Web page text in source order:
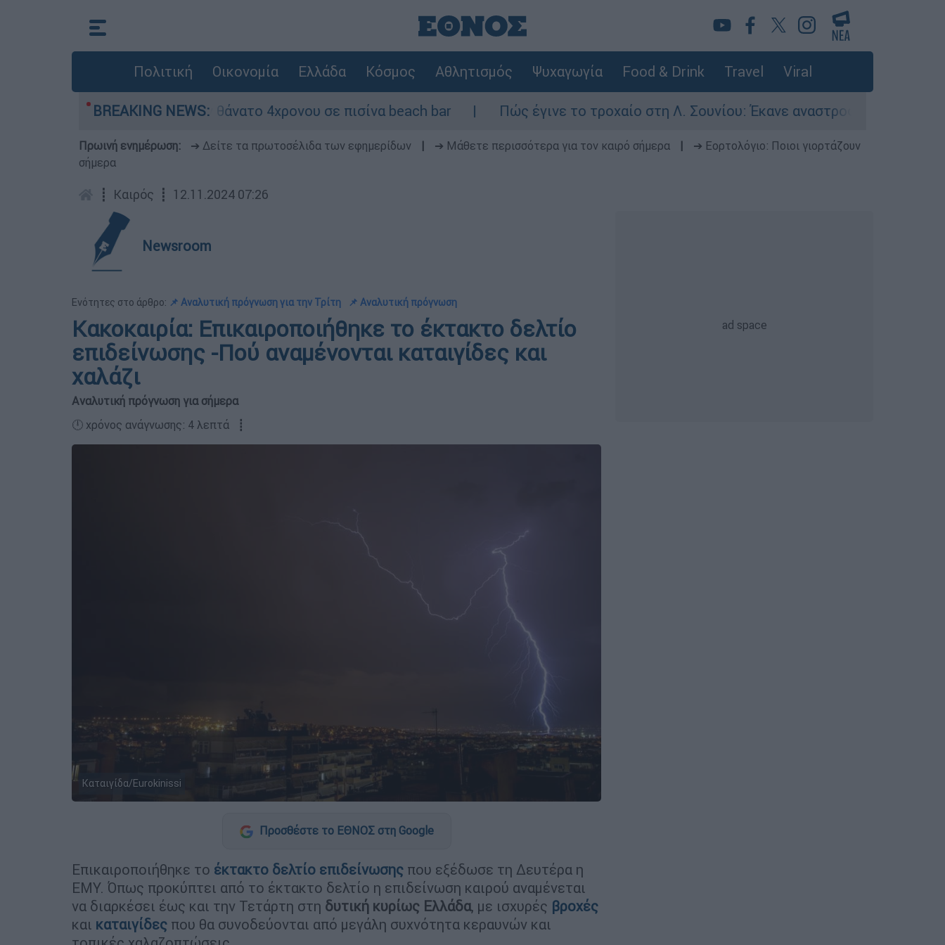
Πολιτική Οικονομία Ελλάδα Κόσμος Αθλητισμός Ψυχαγωγία Food & Drink Travel Viral
BREAKING NEWS:
μετά τον θάνατο 4χρονου σε πισίνα beach bar Πώς έγινε το τροχαίο στη Λ. Σουνίου: Έκανε αναστροφή ο οδηγός - Σοβαρά
Πρωινή ενημέρωση: ➔ Δείτε τα πρωτοσέλιδα των εφημερίδων ➔ Μάθετε περισσότερα για τον καιρό σήμερα
➔ Εορτολόγιο: Ποιοι γιορτάζουν
σήμερα
┋ Καιρός ┋ 12.11.2024 07:26
Newsroom
Ενότητες στο άρθρο: 📌 Αναλυτική πρόγνωση για την Τρίτη 📌 Αναλυτική πρόγνωση
Κακοκαιρία: Επικαιροποιήθηκε το έκτακτο δελτίο
επιδείνωσης -Πού αναμένονται καταιγίδες και
χαλάζι
Αναλυτική πρόγνωση για σήμερα
🕛 χρόνος ανάγνωσης: 4 λεπτά ┋
Καταιγίδα/Eurokinissi
Προσθέστε το ΕΘΝΟΣ στη Google
Επικαιροποιήθηκε το έκτακτο δελτίο επιδείνωσης που εξέδωσε τη Δευτέρα η
ΕΜΥ. Όπως προκύπτει από το έκτακτο δελτίο η επιδείνωση καιρού αναμένεται
να διαρκέσει έως και την Τετάρτη στη δυτική κυρίως Ελλάδα, με ισχυρές βροχές
και καταιγίδες που θα συνοδεύονται από μεγάλη συχνότητα κεραυνών και